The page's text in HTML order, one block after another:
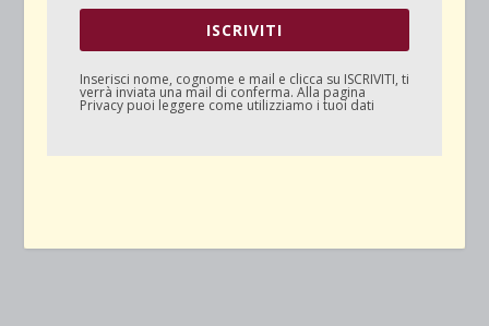
ISCRIVITI
Inserisci nome, cognome e mail e clicca su ISCRIVITI, ti
verrà inviata una mail di conferma. Alla pagina
Privacypuoi leggere come utilizziamo i tuoi dati